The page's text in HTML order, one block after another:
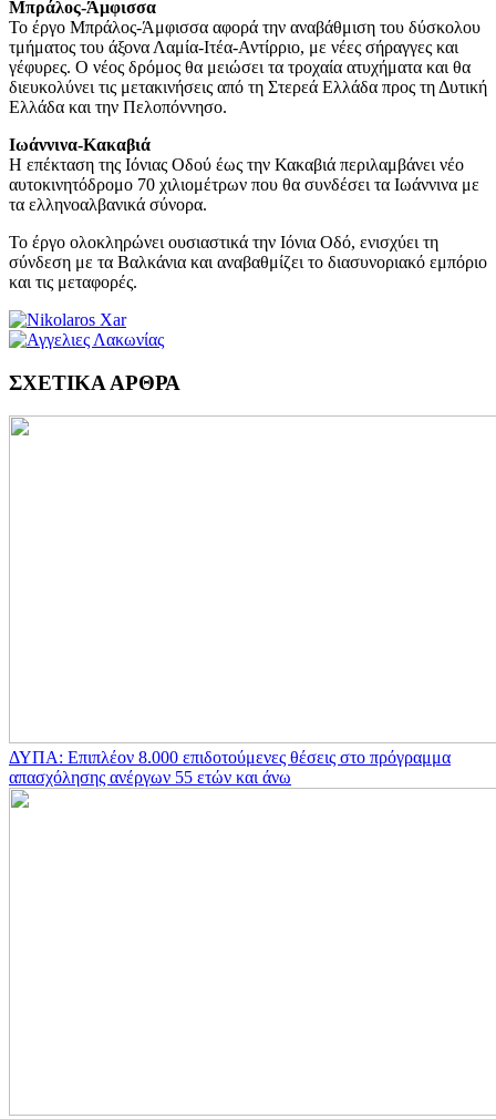
Μπράλος-Άμφισσα
Το έργο Μπράλος-Άμφισσα αφορά την αναβάθμιση του δύσκολου
τμήματος του άξονα Λαμία-Ιτέα-Αντίρριο, με νέες σήραγγες και
γέφυρες. Ο νέος δρόμος θα μειώσει τα τροχαία ατυχήματα και θα
διευκολύνει τις μετακινήσεις από τη Στερεά Ελλάδα προς τη Δυτική
Ελλάδα και την Πελοπόννησο.
Ιωάννινα-Κακαβιά
Η επέκταση της Ιόνιας Οδού έως την Κακαβιά περιλαμβάνει νέο
αυτοκινητόδρομο 70 χιλιομέτρων που θα συνδέσει τα Ιωάννινα με
τα ελληνοαλβανικά σύνορα.
Το έργο ολοκληρώνει ουσιαστικά την Ιόνια Οδό, ενισχύει τη
σύνδεση με τα Βαλκάνια και αναβαθμίζει το διασυνοριακό εμπόριο
και τις μεταφορές.
ΣΧΕΤΙΚΑ ΑΡΘΡΑ
ΔΥΠΑ: Επιπλέον 8.000 επιδοτούμενες θέσεις στο πρόγραμμα
απασχόλησης ανέργων 55 ετών και άνω